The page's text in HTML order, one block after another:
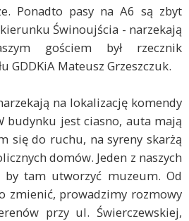
Ponadto pasy na A6 są zbyt
Świnoujścia - narzekają
gościem był rzecznik
GDDKiA Mateusz Grzeszczuk.
na lokalizację komendy
budynku jest ciasno, auta mają
się do ruchu, na syreny skarżą
domów. Jeden z naszych
by tam utworzyć muzeum. Od
zmienić, prowadzimy rozmowy
przy ul. Świerczewskiej,